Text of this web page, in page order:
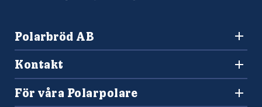
Polarbröd AB
010-450 60 00
info@polarbrod.se
Kontakt
Konsumentkontakt och reklamation
Frågor och svar
För våra Polarpolare